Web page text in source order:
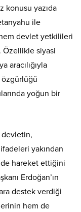
konusu yazıda
ile
hem devlet yetkilileri
Özellikle siyasi
aracılığıyla
özgürlüğü
yoğun bir
devletin,
yakından
hareket ettiğini
Erdoğan’ın
destek verdiği
hem de